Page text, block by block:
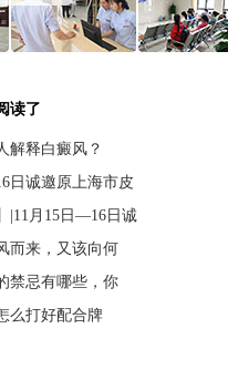
读了
解释白癜风？
日诚邀原上海市皮
|11月15日—16日诚
而来，又该向何
禁忌有哪些，你
么打好配合牌